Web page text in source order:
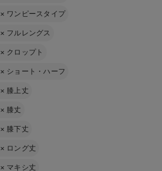
× ワンピースタイプ
× フルレングス
× クロップト
× ショート・ハーフ
× 膝上丈
× 膝丈
× 膝下丈
× ロング丈
× マキシ丈